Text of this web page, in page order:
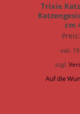
Trixie
cm
Preis:
inkl.
zzgl.
Auf die